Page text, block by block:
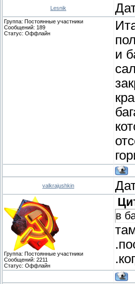
Lesnik
Группа: Постоянные участники
Сообщений: 189
Статус: Оффлайн
и
valkrajushkin
Группа: Постоянные участники
Сообщений: 2211
Статус: Оффлайн
в